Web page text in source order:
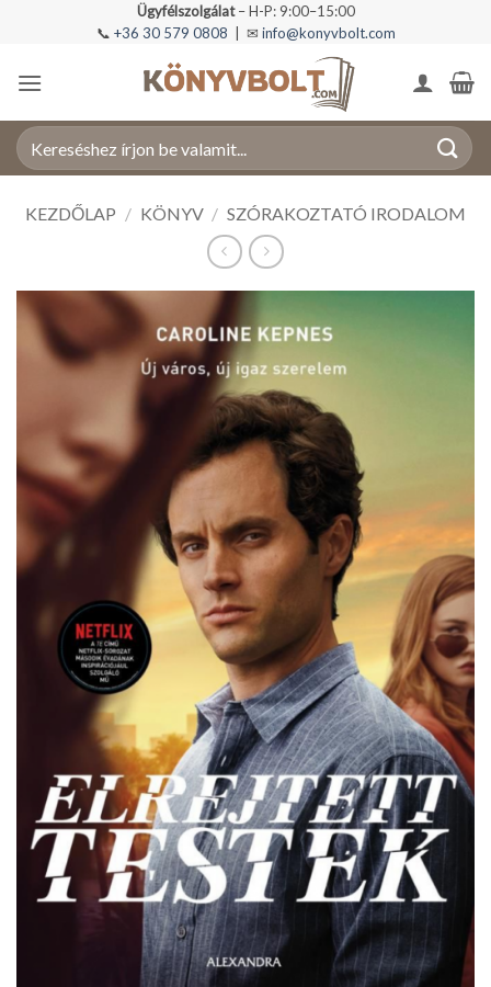
Ügyfélszolgálat– H-P: 9:00–15:00
📞 +36 30 579 0808 | ✉ info@konyvbolt.com
Keresés
a
KEZDŐLAP / KÖNYV / SZÓRAKOZTATÓ IRODALOM